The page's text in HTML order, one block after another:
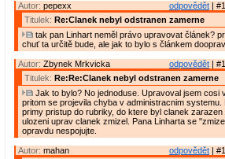
odpovědět |
Autor: pepexx
Titulek: Re:Clanek nebyl odstranen zamerne
tak pan Linhart neměl právo upravovat článek?
chuť ta určitě bude, ale jak to bylo s článkem
odpovědět |
Autor: Zbynek Mrkvicka
Titulek: Re:Re:Clanek nebyl odstranen zamerne
Jak to bylo? No jednoduse. Upravoval jsem cosi
pritom se projevila chyba v administracnim systemu.
primy pristup do rubriky, do ktere byl clanek zarazen
ulozeni uprav clanek zmizel. Pana Linharta se
opravdu nespojujte.
odpovědět |
Autor: mahan